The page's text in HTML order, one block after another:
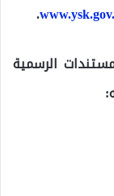
.
الرسمية